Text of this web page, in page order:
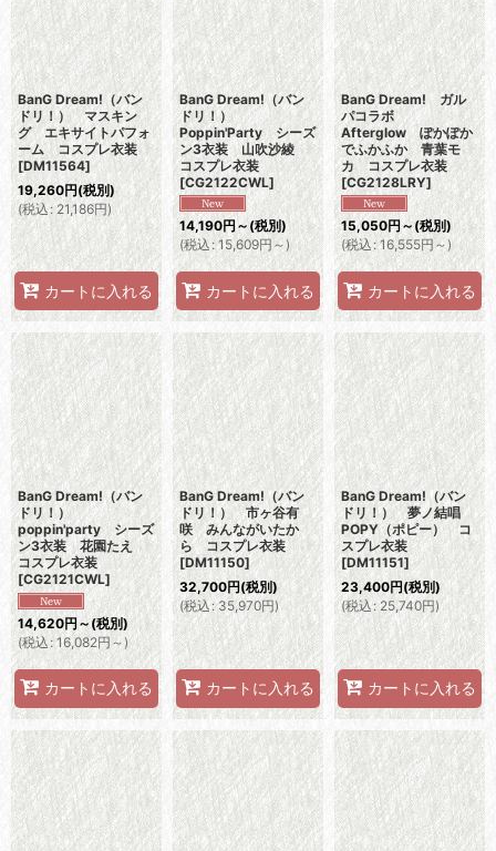
BanG Dream!（バン
ドリ！） マスキン
グ エキサイトパフォ
ーム コスプレ衣装
[DM11564]
19,260円(税別)
(税込: 21,186円)
カートに入れる
BanG Dream!（バン
ドリ！）
Poppin'Party シーズ
ン3衣装 山吹沙綾
コスプレ衣装
[CG2122CWL]
14,190円～(税別)
(税込 : 15,609円～)
カートに入れる
BanG Dream! ガル
パコラボ
Afterglow ぽかぽか
でふかふか 青葉モ
カ コスプレ衣装
[CG2128LRY]
15,050円～(税別)
(税込: 16,555円～)
カートに入れる
BanG Dream!（バン
ドリ！）
poppin'party シーズ
ン3衣装 花園たえ
コスプレ衣装
[CG2121CWL]
14,620円～(税別)
(税込 : 16,082円 ～)
カートに入れる
BanG Dream!（バン
ドリ！） 市ヶ谷有
咲 みんながいたか
ら コスプレ衣装
[DM11150]
32,700円(税別)
(税込: 35,970円)
カートに入れる
BanG Dream!（バン
ドリ！） 夢ノ結唱
POPY（ポピー） コ
スプレ衣装
[DM11151]
23,400円(税別)
(税込: 25,740円)
カートに入れる